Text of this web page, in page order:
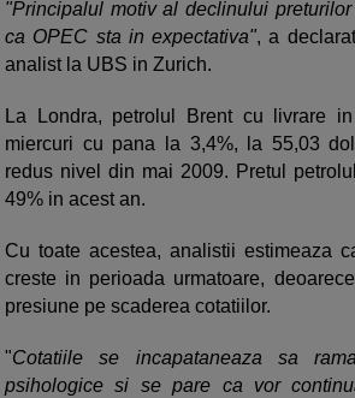
"Principalul motiv al declinului
ca OPEC sta in expectativa", a
analist la UBS in Zurich.
La Londra, petrolul Brent cu livrare
miercuri cu pana la 3,4%, la 55,03
redus nivel din mai 2009. Pretul
49% in acest an.
Cu toate acestea, analistii estimeaza
creste in perioada urmatoare,
presiune pe scaderea cotatiilor.
"Cotatiile se incapataneaza sa
psihologice si se pare ca vor